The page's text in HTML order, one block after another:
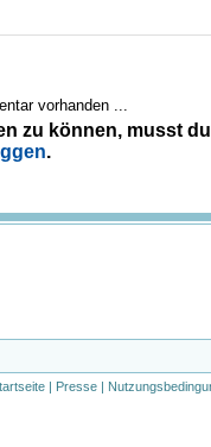
vorhanden ...
zu können, musst
.
| Presse |